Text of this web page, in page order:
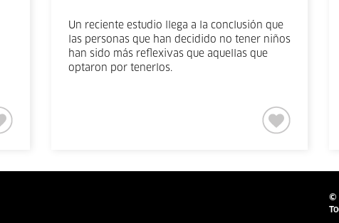
Un reciente estudio llega a la conclusión que
las personas que han decidido no tener niños
han sido más reflexivas que aquellas que
optaron por tenerlos.
©